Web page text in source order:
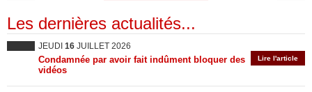
Les dernières actualités...
JEUDI 16 JUILLET 2026
Lire l'article
Condamnée par avoir fait indûment bloquer des
vidéos